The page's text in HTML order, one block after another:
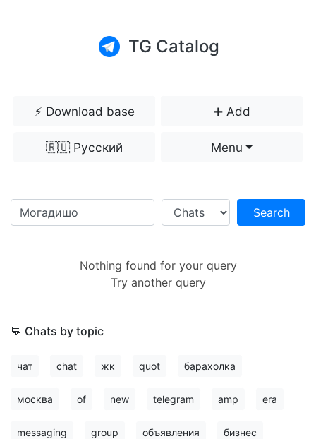
TG Catalog
⚡️ Download base ➕ Add
🇷🇺 Русский Menu
Search
Nothing found for your query
Try another query
💬 Chats by topic
чат chat жк quot барахолка
москва of new telegram amp era
messaging group объявления бизнес